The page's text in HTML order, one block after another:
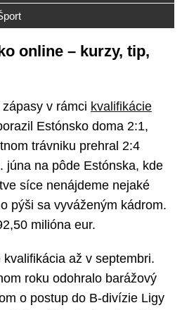
online – kurzy, tip,
v rámci kvalifikácie
Estónsko doma 2:1,
trávniku prehral 2:4
júna na pôde Estónska, kde
síce nenájdeme nejaké
pýši sa vyváženým kádrom.
milióna eur.
kvalifikácia až v septembri.
roku odohralo barážový
o postup do B-divízie Ligy